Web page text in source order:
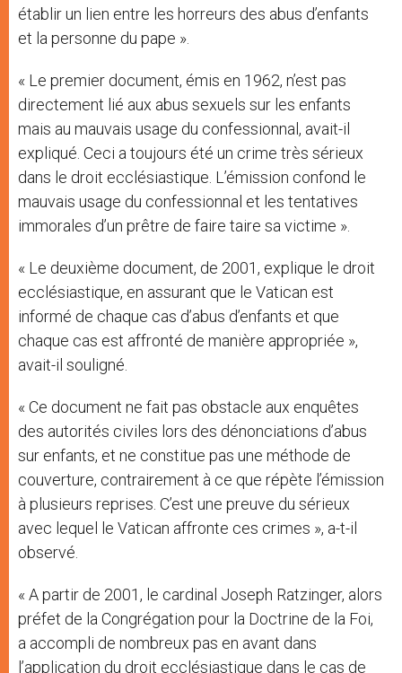
établir un lien entre les horreurs des abus d’enfants
et la personne du pape ».
« Le premier document, émis en 1962, n’est pas
directement lié aux abus sexuels sur les enfants
mais au mauvais usage du confessionnal, avait-il
expliqué. Ceci a toujours été un crime très sérieux
dans le droit ecclésiastique. L’émission confond le
mauvais usage du confessionnal et les tentatives
immorales d’un prêtre de faire taire sa victime ».
« Le deuxième document, de 2001, explique le droit
ecclésiastique, en assurant que le Vatican est
informé de chaque cas d’abus d’enfants et que
chaque cas est affronté de manière appropriée »,
avait-il souligné.
« Ce document ne fait pas obstacle aux enquêtes
des autorités civiles lors des dénonciations d’abus
sur enfants, et ne constitue pas une méthode de
couverture, contrairement à ce que répète l’émission
à plusieurs reprises. C’est une preuve du sérieux
avec lequel le Vatican affronte ces crimes », a-t-il
observé.
« A partir de 2001, le cardinal Joseph Ratzinger, alors
préfet de la Congrégation pour la Doctrine de la Foi,
a accompli de nombreux pas en avant dans
l’application du droit ecclésiastique dans le cas de